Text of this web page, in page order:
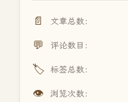
📄 文章总数：
💬 评论数目：
🏷️ 标签总数：
👁️ 浏览次数：